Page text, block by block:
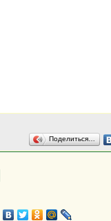
Поделиться…